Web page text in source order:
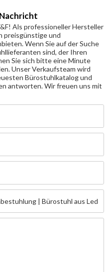
Als professioneller Hersteller
preisgünstige und
Wenn Sie auf der Suche
sind, der Ihren
Sie sich bitte eine Minute
Unser Verkaufsteam wird
Bürostuhlkatalog und
antworten. Wir freuen uns mit